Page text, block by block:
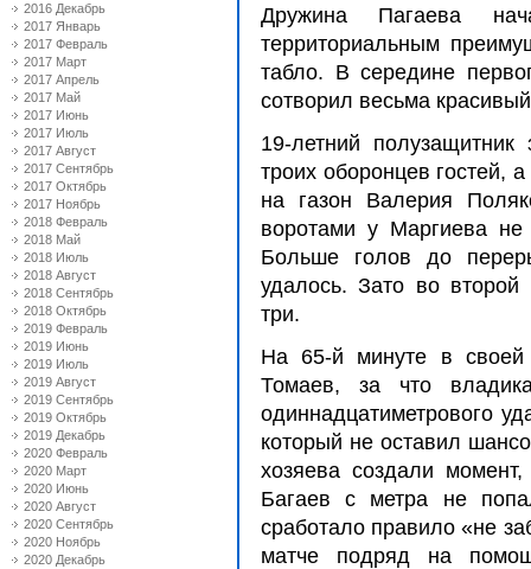
2016 Декабрь
2017 Январь
2017 Февраль
2017 Март
2017 Апрель
2017 Май
2017 Июнь
2017 Июль
2017 Август
2017 Сентябрь
2017 Октябрь
2017 Ноябрь
2018 Февраль
2018 Май
2018 Июль
2018 Август
2018 Сентябрь
2018 Октябрь
2019 Февраль
2019 Июнь
2019 Июль
2019 Август
2019 Сентябрь
2019 Октябрь
2019 Декабрь
2020 Февраль
2020 Март
2020 Июнь
2020 Август
2020 Сентябрь
2020 Ноябрь
2020 Декабрь
Дружина Пагаева
территориальным
табло. В середине
сотворил весьма
19-летний
троих оборонцев гостей,
на газон Валерия
воротами у Маргиева не
Больше голов до
удалось. Зато во второй
три.
На 65-й минуте в
Томаев, за что
одиннадцатиметрового
который не оставил
хозяева создали
Багаев с метра не
сработало правило «не
матче подряд на